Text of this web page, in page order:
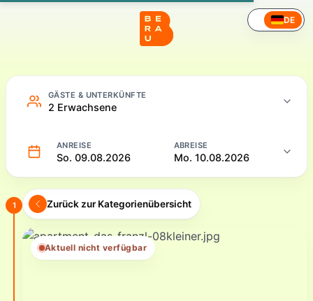
DE
GÄSTE & UNTERKÜNFTE
2 Erwachsene
ANREISE
So. 09.08.2026
ABREISE
Mo. 10.08.2026
1 Zurück zur Kategorienübersicht
Aktuell nicht verfügbar